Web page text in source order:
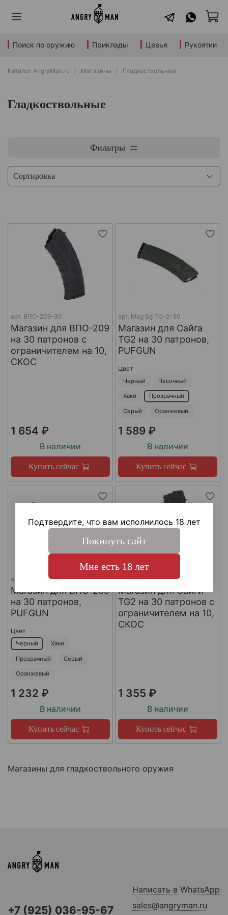
Поиск по оружию Приклады Цевья Рукоятки
Каталог AngryMan.ru Магазины Гладкоствольные
Гладкоствольные
Фильтры
арт. ВПО-209-30
Магазин для ВПО-209
на 30 патронов с
ограничителем на 10,
СКОС
1 654 ₽
В наличии
Купить сейчас
арт. Mag Sg TG-2-30
Магазин для Сайга
TG2 на 30 патронов,
PUFGUN
Цвет
Черный Песочный
Хаки Прозрачный
Серый Оранжевый
1 589 ₽
В наличии
Купить сейчас
арт. Mag Vp 209-30
Магазин для ВПО-209
на 30 патронов,
PUFGUN
Цвет
Черный Хаки
Прозрачный Серый
Оранжевый
1 232 ₽
В наличии
Купить сейчас
арт.ТГ-2-30
Магазин для Сайги
TG2 на 30 патронов с
ограничителем на 10,
СКОС
1 355 ₽
В наличии
Купить сейчас
Магазины для гладкоствольного оружия
+7 (925) 036-95-67
Написать в WhatsApp
sales@angryman.ru
Подтвердите, что вам исполнилось 18 лет
Покинуть сайт
Мне есть 18 лет